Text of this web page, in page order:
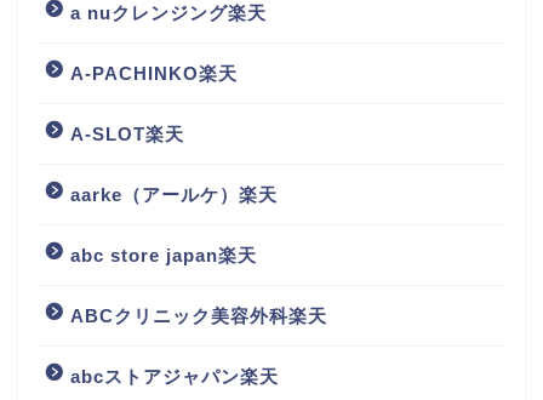
a nuクレンジング楽天
A-PACHINKO楽天
A-SLOT楽天
aarke（アールケ）楽天
abc store japan楽天
ABCクリニック美容外科楽天
abcストアジャパン楽天